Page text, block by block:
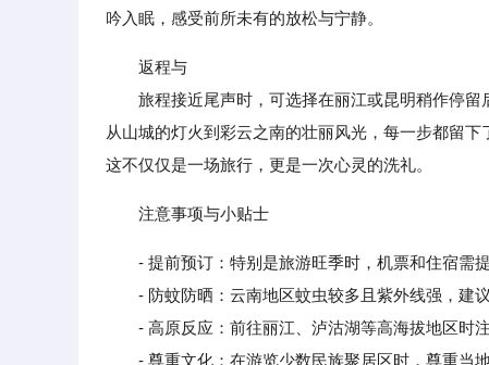
吟入眠，感受前所未有的放松与宁静。
返程与
旅程接近尾声时，可选择在丽江或昆明稍作停留
从山城的灯火到彩云之南的壮丽风光，每一步都留
这不仅仅是一场旅行，更是一次心灵的洗礼。
注意事项与小贴士
- 提前预订：特别是旅游旺季时，机票和住宿需
- 防蚊防晒：云南地区蚊虫较多且紫外线强，建议
- 高原反应：前往丽江、泸沽湖等高海拔地区时注
- 尊重文化：在游览少数民族聚居区时，尊重当地